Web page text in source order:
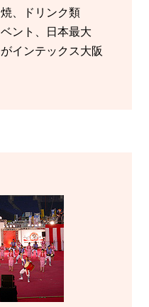
、ドリンク類
ント、日本最大
インテックス大阪